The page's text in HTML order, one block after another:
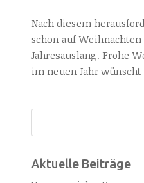
Nach diesem
schon auf
Jahresauslang. Frohe
im neuen Jahr wünscht
Aktuelle Beiträge